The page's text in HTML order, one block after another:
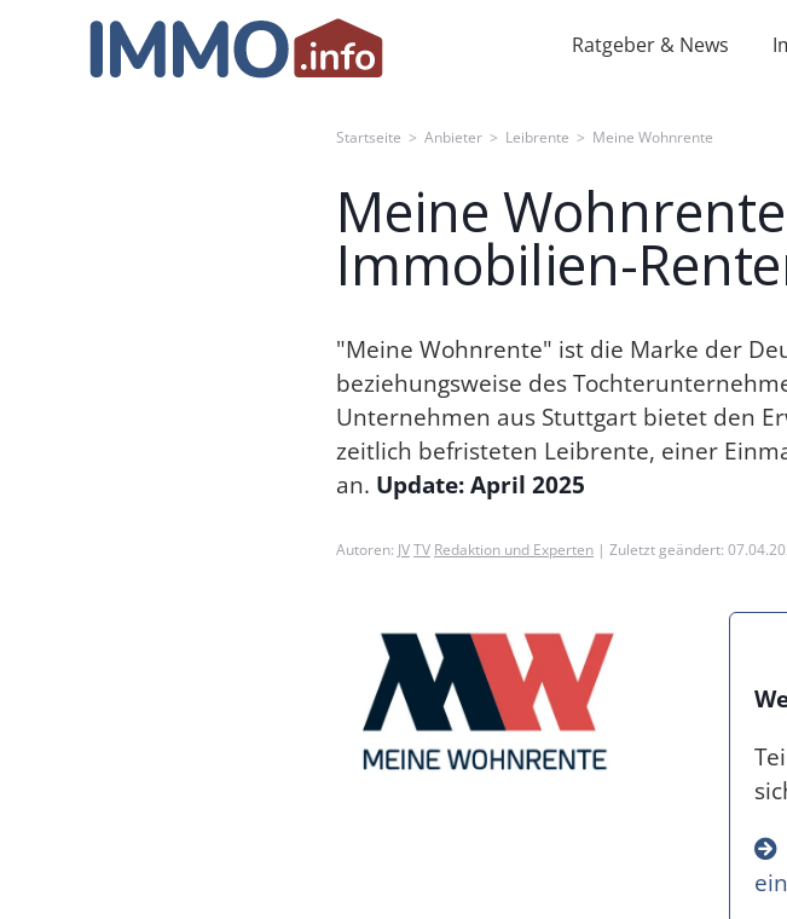
Ratgeber & News
Startseite > Anbieter> Leibrente > Meine Wohnrente
Meine
Immobilien-
"Meine Wohnrente" ist die Marke der
beziehungsweise des
Unternehmen aus Stuttgart bietet den
zeitlich befristeten Leibrente, einer
an. Update: April 2025
Autoren: JVTV Redaktion und Experten| Zuletzt geändert: